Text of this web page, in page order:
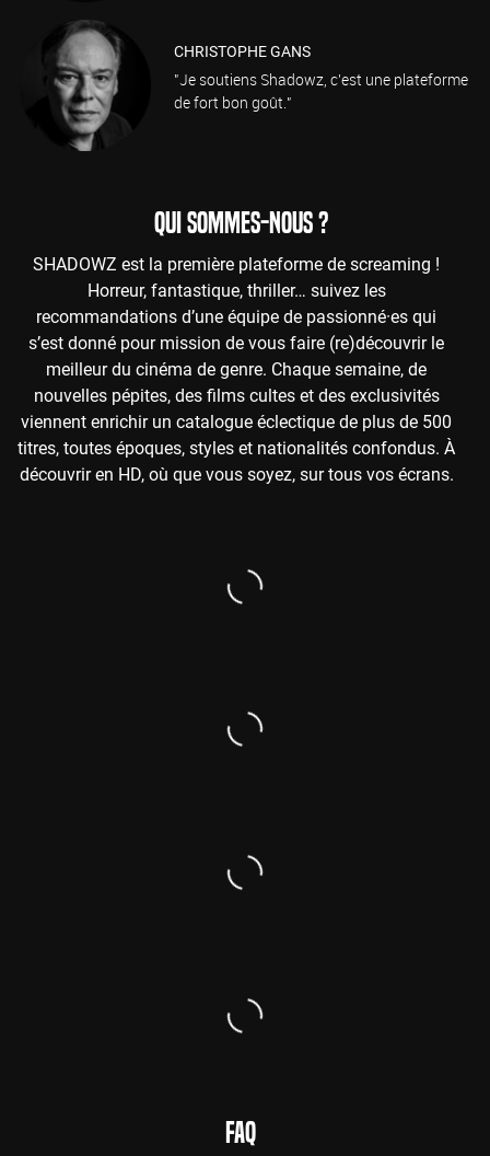
CHRISTOPHE GANS
"Je soutiens Shadowz, c'est une plateforme
de fort bon goût."
QUI SOMMES-NOUS ?
SHADOWZ est la première plateforme de screaming !
Horreur, fantastique, thriller… suivez les
recommandations d’une équipe de passionné·es qui
s’est donné pour mission de vous faire (re)découvrir le
meilleur du cinéma de genre. Chaque semaine, de
nouvelles pépites, des films cultes et des exclusivités
viennent enrichir un catalogue éclectique de plus de 500
titres, toutes époques, styles et nationalités confondus. À
découvrir en HD, où que vous soyez, sur tous vos écrans.
FAQ